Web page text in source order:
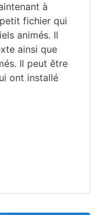
à
fichier qui
animés. Il
ainsi que
Il peut être
ont installé